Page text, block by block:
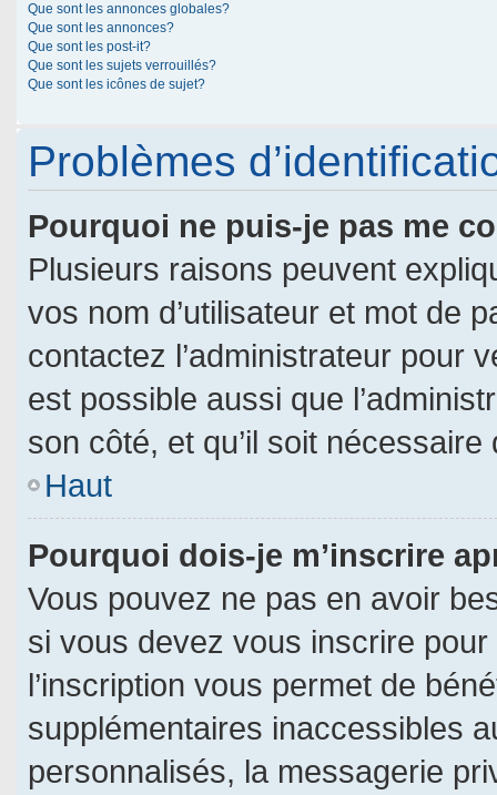
Que sont les annonces globales?
Que sont les annonces?
Que sont les post-it?
Que sont les sujets verrouillés?
Que sont les icônes de sujet?
Problèmes
Pourquoi ne puis-je pas me
Plusieurs raisons peuvent
vos nom d’utilisateur et mot de
contactez l’administrateur pour
est possible aussi que
son côté, et qu’il soit nécessaire
Haut
Pourquoi dois-je m’inscrire
Vous pouvez ne pas en avoir
si vous devez vous inscrire
l’inscription vous permet de
supplémentaires inaccessibles
personnalisés, la messagerie